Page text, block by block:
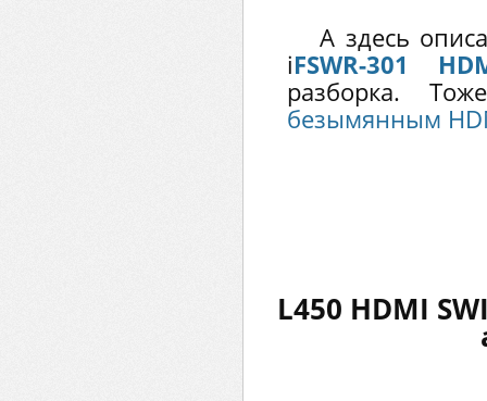
А здесь
iFSWR-301
разборка.
безымянным
L450 HDMI